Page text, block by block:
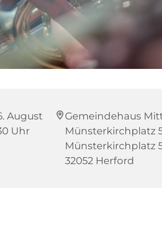
August
Uhr
Gemeindehaus
Münsterkirchplatz
Münsterkirchplatz
32052 Herford